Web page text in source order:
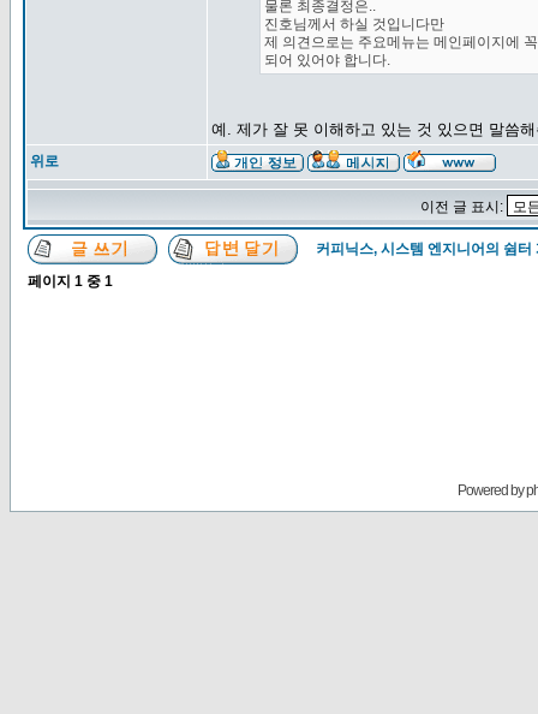
물론 최종결정은..
진호님께서 하실 것입니다만
제 의견으로는 주요메뉴는 메인페이지에
되어 있어야 합니다.
예. 제가 잘 못 이해하고 있는 것 있으면 말씀
위로
이전 글 표시:
커피닉스, 시스템 엔지니어의 쉼터
페이지 1 중 1
Powered by